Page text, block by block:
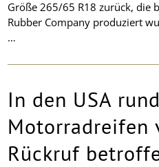
Größe 265/65 R18 zurück, die
Rubber Company produziert
…
In den USA
Motorradreifen
Rückruf